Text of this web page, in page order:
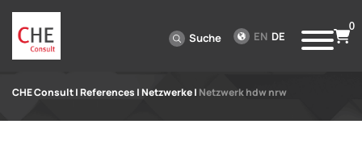
Suche EN DE
0
CHE Consult|References |Netzwerke| Netzwerk hdw nrw